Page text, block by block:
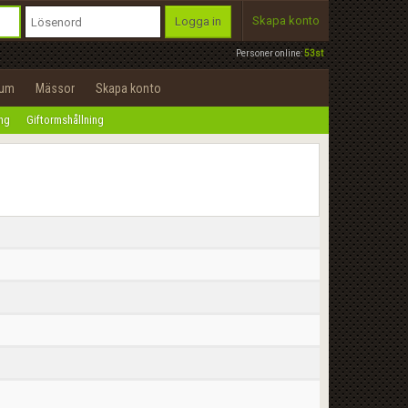
Personer online:53st
Logga in Skapa konto
Mässor Skapa konto
Giftormshållning